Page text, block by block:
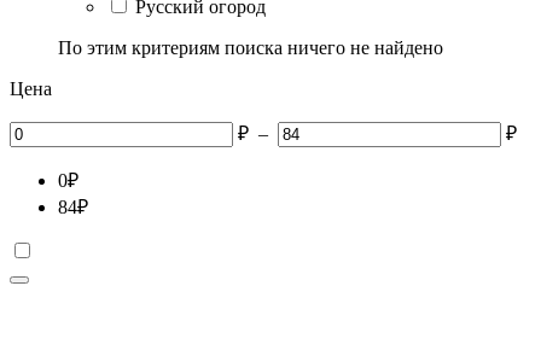
Русский огород
По этим критериям поиска ничего не найдено
Цена
₽ – ₽
0₽
84₽